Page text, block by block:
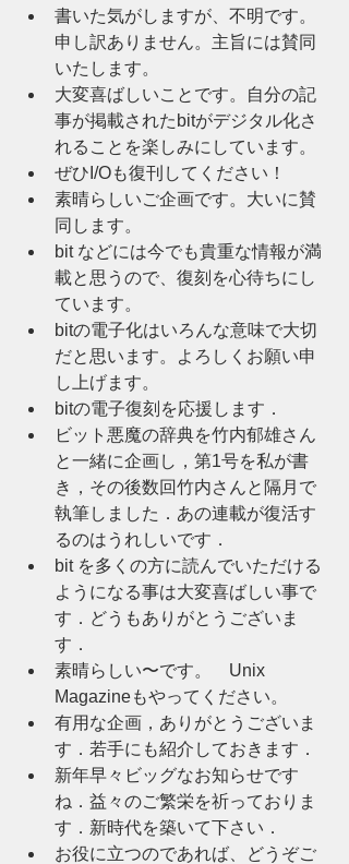
書いた気がしますが、不明です。
申し訳ありません。主旨には賛同
いたします。
大変喜ばしいことです。自分の記
事が掲載されたbitがデジタル化さ
れることを楽しみにしています。
ぜひI/Oも復刊してください！
素晴らしいご企画です。大いに賛
同します。
bit などには今でも貴重な情報が満
載と思うので、復刻を心待ちにし
ています。
bitの電子化はいろんな意味で大切
だと思います。よろしくお願い申
し上げます。
bitの電子復刻を応援します．
ビット悪魔の辞典を竹内郁雄さん
と一緒に企画し，第1号を私が書
き，その後数回竹内さんと隔月で
執筆しました．あの連載が復活す
るのはうれしいです．
bit を多くの方に読んでいただける
ようになる事は大変喜ばしい事で
す．どうもありがとうございま
す．
素晴らしい〜です。　Unix
Magazineもやってください。
有用な企画，ありがとうございま
す．若手にも紹介しておきます．
新年早々ビッグなお知らせです
ね．益々のご繁栄を祈っておりま
す．新時代を築いて下さい．
お役に立つのであれば、どうぞご